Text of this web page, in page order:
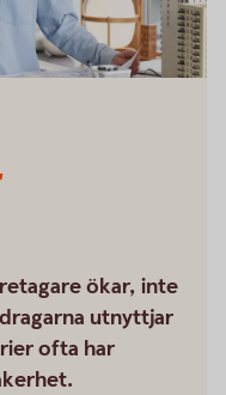
ökar, inte
utnyttjar
ofta har